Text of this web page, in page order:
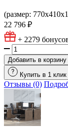
(размер:
22 796 ₽
+ 2279
Добавить в корзину
Купить в 1 клик
Отзывы (0)